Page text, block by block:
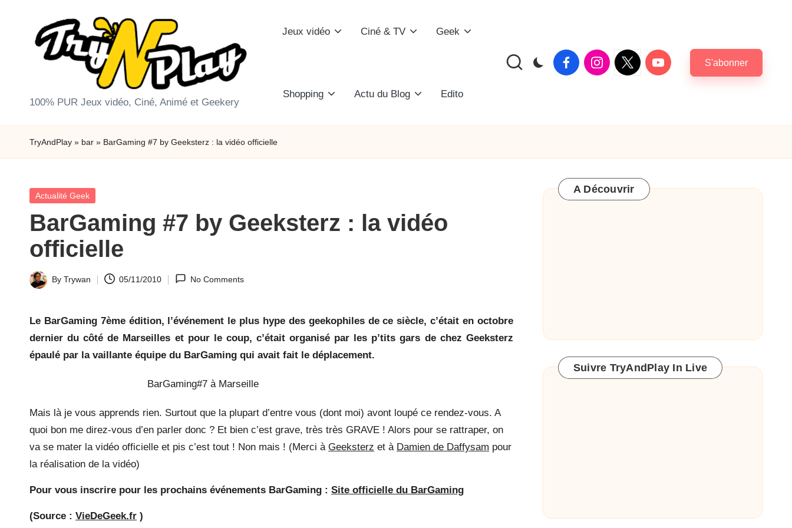
T
r
y
A
n
d
P
la
y.
c
o
100% PUR Jeux vidéo, Ciné, Animé et Geekery
Jeux vidéo Ciné & TV Geek
Shopping Actu du Blog Edito
FacebookInstagram
X
Youtube S'abonner
TryAndPlay » bar » BarGaming #7 by Geeksterz : la vidéo officielle
Posted
Actualité Geek
BarGaming #7 by Geeksterz : la vidéo
officielle
Posted
By Trywan 05/11/2010 No Comments
Le BarGaming 7ème édition, l’événement le plus hype des geekophiles de ce siècle, c’était en octobre
dernier du côté de Marseilles et pour le coup, c’était organisé par les p’tits gars de chez Geeksterz
épaulé par la vaillante équipe du BarGaming qui avait fait le déplacement.
BarGaming#7 à Marseille
Mais là je vous apprends rien. Surtout que la plupart d’entre vous (dont moi) avont loupé ce rendez-vous. A
quoi bon me direz-vous d’en parler donc ? Et bien c’est grave, très très GRAVE ! Alors pour se rattraper, on
va se mater la vidéo officielle et pis c’est tout ! Non mais ! (Merci à Geeksterz et à Damien de Daffysam pour
la réalisation de la vidéo)
Pour vous inscrire pour les prochains événements BarGaming : Site officielle du BarGaming
(Source : VieDeGeek.fr )
A Découvrir
Suivre TryAndPlay In Live